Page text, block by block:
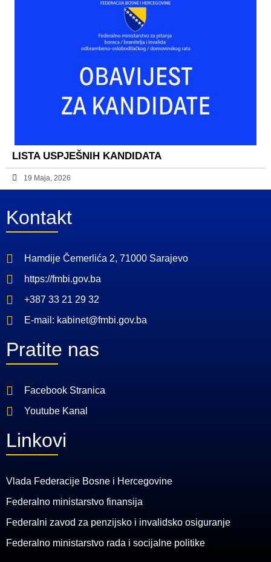
LISTA USPJEŠNIH KANDIDATA
19 Maja, 2026
Kontakt
Hamdije Čemerlića 2, 71000 Sarajevo
https://fmbi.gov.ba
+387 33 21 29 32
E-mail: kabinet@fmbi.gov.ba
Pratite nas
Facebook Stranica
Youtube Kanal
Linkovi
Vlada Federacije Bosne i Hercegovine
Federalno ministarstvo finansija
Federalni zavod za penzijsko i invalidsko osiguranje
Federalno ministarstvo rada i socijalne politike